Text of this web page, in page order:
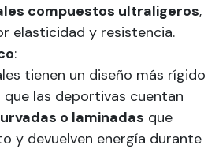
compuestos ultraligeros,
elasticidad y resistencia.
:
tienen un diseño más rígido
las deportivas cuentan
o laminadas que
y devuelven energía durante